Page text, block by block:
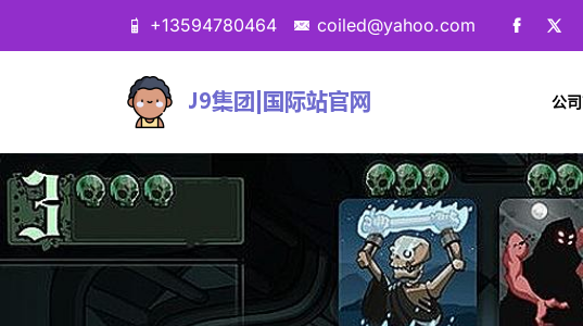
+13594780464 coiled@yahoo.com
公